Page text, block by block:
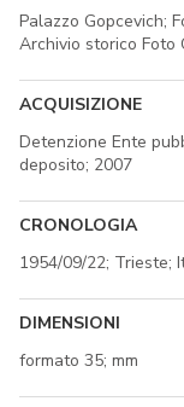
Palazzo Gopcevich;
Archivio storico Foto
ACQUISIZIONE
Detenzione Ente
deposito; 2007
CRONOLOGIA
1954/09/22; Trieste;
DIMENSIONI
formato 35; mm